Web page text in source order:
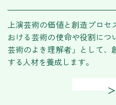
上演芸術の価値と創造プロ
おける芸術の使命や役割に
芸術のよき理解者」として、
する人材を養成します。